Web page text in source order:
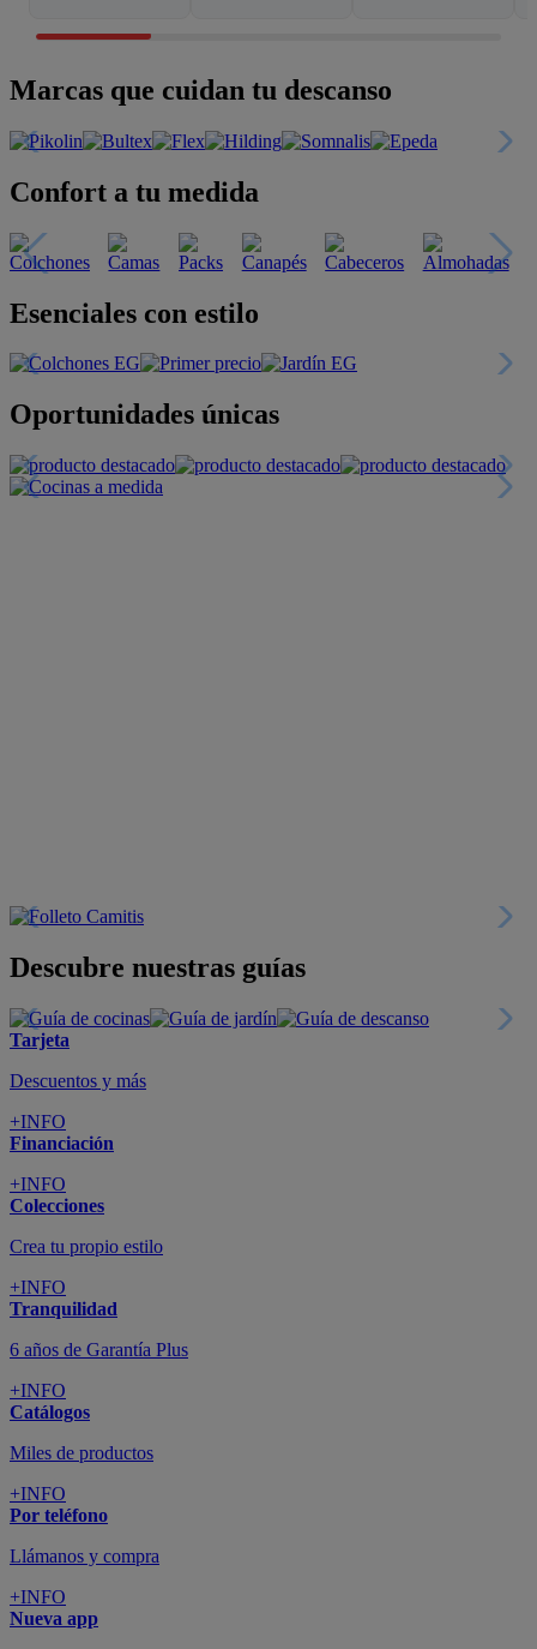
Marcas que cuidan tu descanso
Confort a tu medida
Esenciales con estilo
Oportunidades únicas
Descubre nuestras guías
Tarjeta
Descuentos y más
+INFO
Financiación
+INFO
Colecciones
Crea tu propio estilo
+INFO
Tranquilidad
6 años de Garantía Plus
+INFO
Catálogos
Miles de productos
+INFO
Por teléfono
Llámanos y compra
+INFO
Nueva app